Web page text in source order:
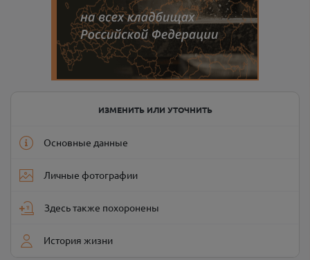
ИЗМЕНИТЬ ИЛИ УТОЧНИТЬ
Основные данные
Личные фотографии
Здесь также похоронены
История жизни